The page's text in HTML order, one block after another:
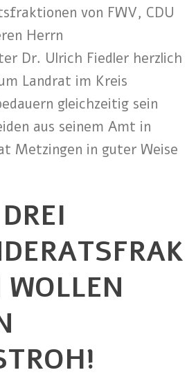
von FWV, CDU
Herrn
Dr. Ulrich Fiedler herzlich
Landrat im Kreis
gleichzeitig sein
aus seinem Amt in
Metzingen in guter Weise